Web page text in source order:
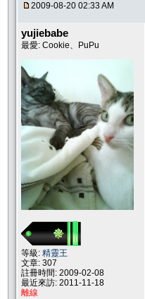
2009-08-20 02:33 AM
yujiebabe
最愛: Cookie、PuPu
等級: 精靈王
文章: 307
註冊時間: 2009-02-08
最近來訪: 2011-11-18
離線